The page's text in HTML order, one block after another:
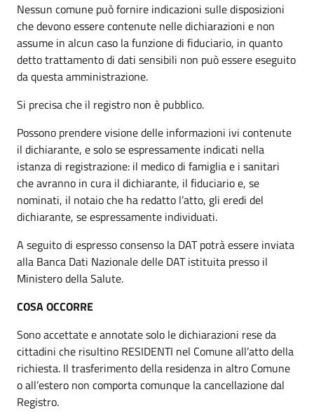
Nessun comune può fornire indicazioni sulle disposizioni
che devono essere contenute nelle dichiarazioni e non
assume in alcun caso la funzione di fiduciario, in quanto
detto trattamento di dati sensibili non può essere eseguito
da questa amministrazione.
Si precisa che il registro non è pubblico.
Possono prendere visione delle informazioni ivi contenute
il dichiarante, e solo se espressamente indicati nella
istanza di registrazione: il medico di famiglia e i sanitari
che avranno in cura il dichiarante, il fiduciario e, se
nominati, il notaio che ha redatto l’atto, gli eredi del
dichiarante, se espressamente individuati.
A seguito di espresso consenso la DAT potrà essere inviata
alla Banca Dati Nazionale delle DAT istituita presso il
Ministero della Salute.
COSA OCCORRE
Sono accettate e annotate solo le dichiarazioni rese da
cittadini che risultino RESIDENTI nel Comune all’atto della
richiesta. Il trasferimento della residenza in altro Comune
o all’estero non comporta comunque la cancellazione dal
Registro.